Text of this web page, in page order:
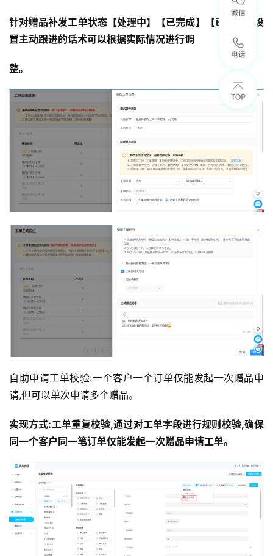
针对赠品补发工单状态【处理中】【已完成】【已关闭】设
置主动跟进的话术可以根据实际情况进行调
整。
自助申请工单校验:一个客户一个订单仅能发起一次赠品申
请,但可以单次申请多个赠品。
实现方式:工单重复校验,通过对工单字段进行规则校验,确保
同一个客户同一笔订单仅能发起一次赠品申请工单。